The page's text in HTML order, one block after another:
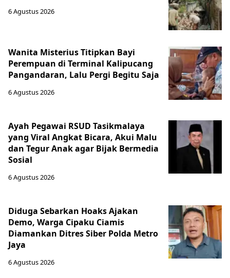
6 Agustus 2026
Wanita Misterius Titipkan Bayi
Perempuan di Terminal Kalipucang
Pangandaran, Lalu Pergi Begitu Saja
6 Agustus 2026
Ayah Pegawai RSUD Tasikmalaya
yang Viral Angkat Bicara, Akui Malu
dan Tegur Anak agar Bijak Bermedia
Sosial
6 Agustus 2026
Diduga Sebarkan Hoaks Ajakan
Demo, Warga Cipaku Ciamis
Diamankan Ditres Siber Polda Metro
Jaya
6 Agustus 2026